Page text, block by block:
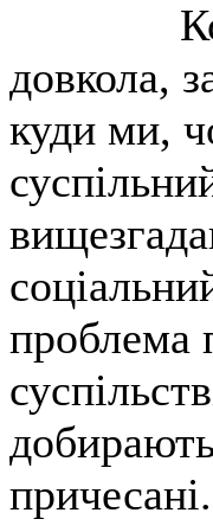
довкола,
куди ми,
проблема